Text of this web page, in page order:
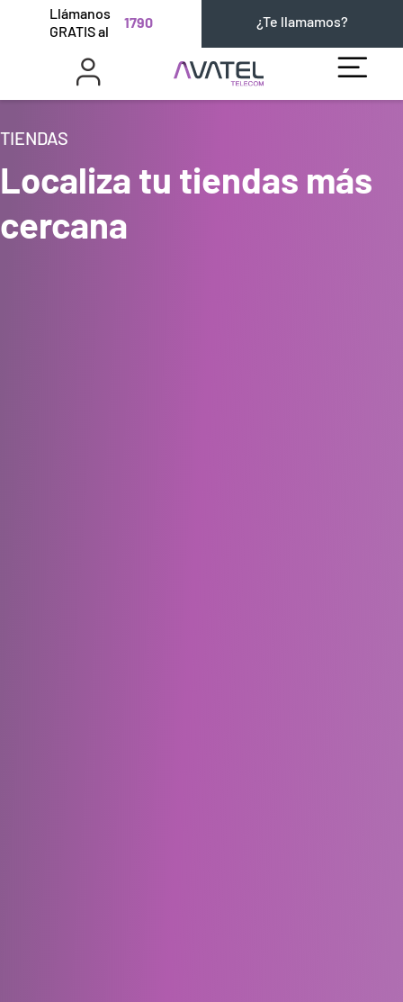
Llámanos
GRATIS al
1790 ¿Te llamamos?
TIENDAS
Localiza tu tiendas más
cercana